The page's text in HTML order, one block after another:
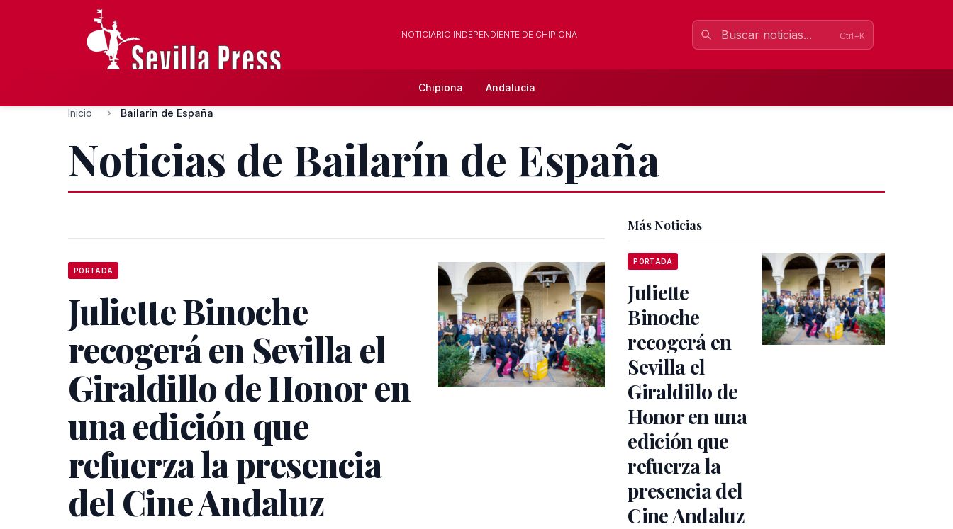
NOTICIARIO INDEPENDIENTE DE CHIPIONA Ctrl+K
Chipiona Andalucía
Inicio Bailarín de España
Noticias de Bailarín de España
PORTADA
Juliette Binoche
recogerá en Sevilla el
Giraldillo de Honor en
una edición que
refuerza la presencia
del Cine Andaluz
Más Noticias
PORTADA
Juliette
Binoche
recogerá en
Sevilla el
Giraldillo de
Honor en una
edición que
refuerza la
presencia del
Cine Andaluz